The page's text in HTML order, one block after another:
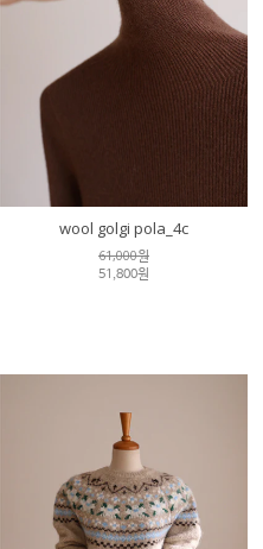
wool golgi pola_4c
61,000원
51,800원